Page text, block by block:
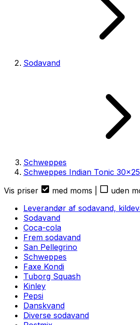
Sodavand
Schweppes
Schweppes Indian Tonic 30x
Vis priser
med moms
uden
Leverandør af sodavand,
Sodavand
Coca-cola
Frem sodavand
San Pellegrino
Schweppes
Faxe Kondi
Tuborg Squash
Kinley
Pepsi
Danskvand
Diverse sodavand